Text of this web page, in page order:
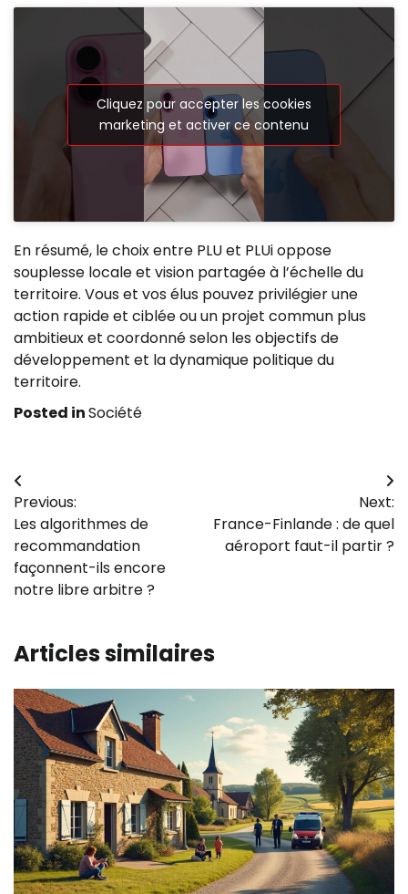
Cliquez pour accepter les cookies
marketing et activer ce contenu
En résumé, le choix entre PLU et PLUi oppose
souplesse locale et vision partagée à l’échelle du
territoire. Vous et vos élus pouvez privilégier une
action rapide et ciblée ou un projet commun plus
ambitieux et coordonné selon les objectifs de
développement et la dynamique politique du
territoire.
Posted inSociété
Navigation
de
l’article
Previous:
Les algorithmes de
recommandation
façonnent-ils encore
notre libre arbitre ?
Next:
France-Finlande : de quel
aéroport faut-il partir ?
Articles similaires